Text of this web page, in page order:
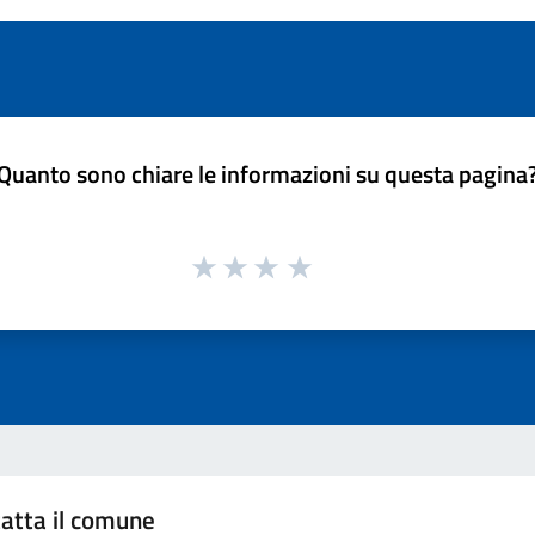
sono chiare le informazioni su questa
il comune